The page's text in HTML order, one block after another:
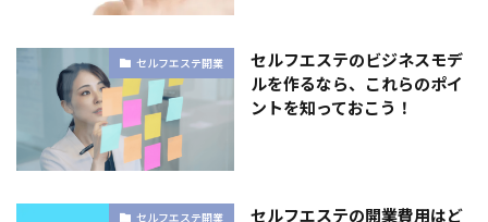
セルフエステ開業
セルフエステのビジネスモデ
ルを作るなら、これらのポイ
ントを知っておこう！
セルフエステ開業
セルフエステの開業費用はど